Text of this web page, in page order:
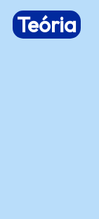
Teória